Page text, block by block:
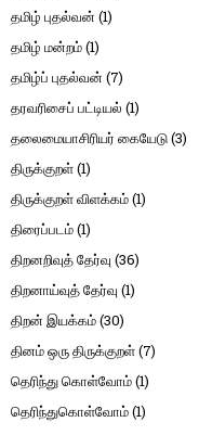
தமிழ் புதல்வன் (1)
தமிழ் மன்றம்(1)
தமிழ்ப் புதல்வன் (7)
தரவரிசைப் பட்டியல் (1)
தலைமையாசிரியர் கையேடு(3)
திருக்குறள்(1)
திருக்குறள் விளக்கம்(1)
திரைப்படம்(1)
திறனறிவுத் தேர்வு (36)
திறனாய்வுத் தேர்வு (1)
திறன் இயக்கம்(30)
தினம் ஒரு திருக்குறள்(7)
தெரிந்து கொள்வோம்(1)
தெரிந்துகொள்வோம்(1)